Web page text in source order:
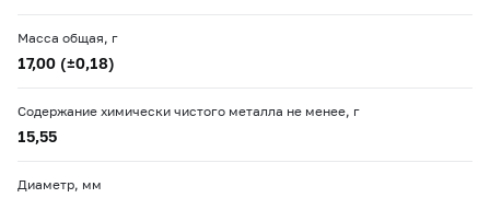
Масса общая, г
17,00 (±0,18)
Содержание химически чистого металла не менее, г
15,55
Диаметр, мм